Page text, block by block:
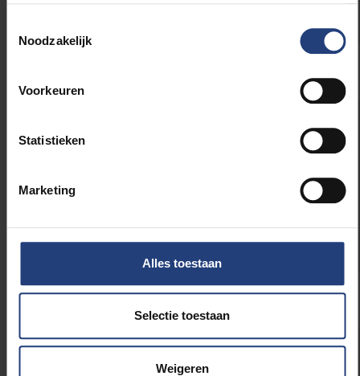
Noodzakelijk
Voorkeuren
Statistieken
Marketing
Alles toestaan
Selectie toestaan
Weigeren
ARTS AND HUMANITIES FELLOWS
Veerle Vanden Daelen, Conservator en
UNIVERSITAIR MEDISCH CENTRUM